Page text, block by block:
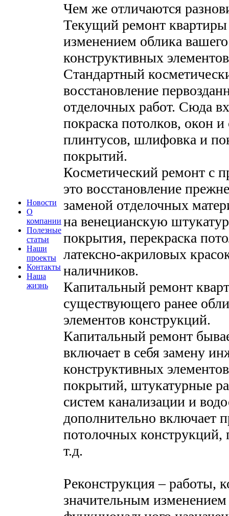
Новости
О
компании
Полезные
статьи
Наши
проекты
Контакты
Наша
жизнь
Чем же отличаются
Текущий ремонт квартиры
изменением облика
конструктивных
Стандартный
восстановление
отделочных работ. Сюда
покраска потолков, окон
плинтусов, шлифовка и
покрытий.
Косметический ремонт с
это восстановление
заменой отделочных
на венецианскую
покрытия, перекраска
латексно-акриловых
наличников.
Капитальный ремонт
существующего ранее
элементов конструкций.
Капитальный ремонт
включает в себя замену
конструктивных
покрытий, штукатурные
систем канализации и
дополнительно включает
потолочных
т.д.
Реконструкция – работы,
значительным